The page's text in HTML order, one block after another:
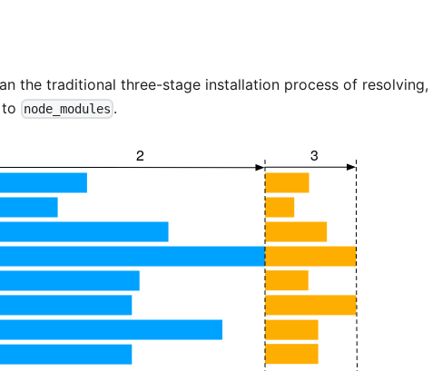
the traditional three-stage installation process of resolving,
node_modules .